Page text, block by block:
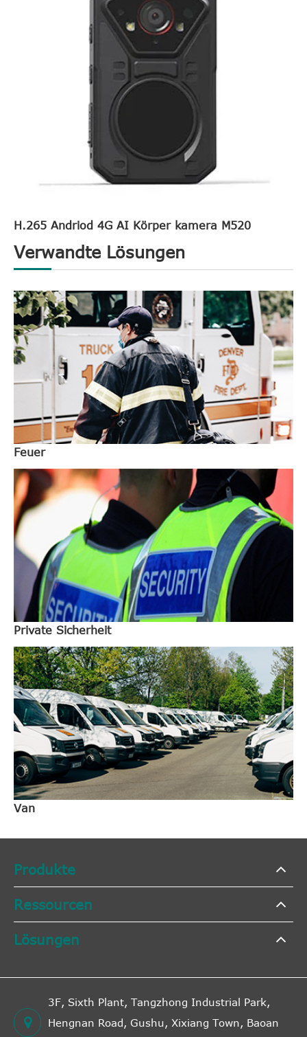
H.265 Andriod 4G AI Körper kamera M520
Verwandte Lösungen
Feuer
Private Sicherheit
Van
Produkte
Ressourcen
Lösungen
3F, Sixth Plant, Tangzhong Industrial Park,
Hengnan Road, Gushu, Xixiang Town, Baoan